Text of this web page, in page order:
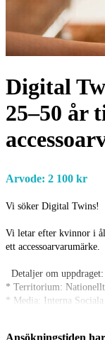
Digital
25–50 år
Arvode: 2 100 kr
Vi söker Digital Twins!
Vi letar efter kvinnor i
ett accessoarvarumärke.
Detaljer om uppdraget:
* Territorium: Nationellt
* Media: Interna